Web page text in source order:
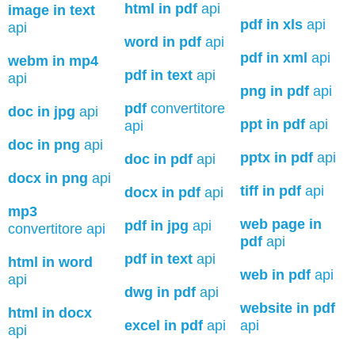
image in text
api
webm in mp4
api
doc in jpg api
doc in png api
docx in png api
mp3
convertitore api
html in word
api
html in docx
api
html in pdfapi
word in pdfapi
pdf in textapi
pdfconvertitore
api
doc in pdfapi
docx in pdfapi
pdf in jpg api
pdf in textapi
dwg in pdfapi
excel in pdfapi
pdf in xls api
pdf in xml api
png in pdf api
ppt in pdf api
pptx in pdf api
tiff in pdf api
web page in
pdf api
web in pdf api
website in pdf
api